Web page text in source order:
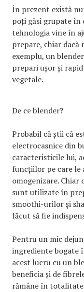
În prezent există
poți găsi grupate
tehnologia vine în
prepare, chiar dacă
exemplu, un
prepari ușor și
vegetale.
De ce blender?
Probabil că știi că
electrocasnice din
caracteristicile lui,
funcțiilor pe care le
omogenizare. Chiar
sunt utilizate în
smoothi-urilor și
făcut să fie
Pentru un mic
ingrediente bogate
acest lucru cu un
beneficia și de
rămâne în